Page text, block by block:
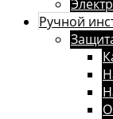
Ручной